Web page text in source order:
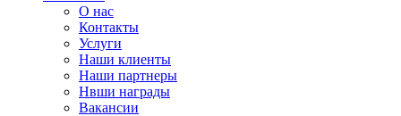
О нас
Контакты
Услуги
Наши клиенты
Наши партнеры
Нвши награды
Вакансии